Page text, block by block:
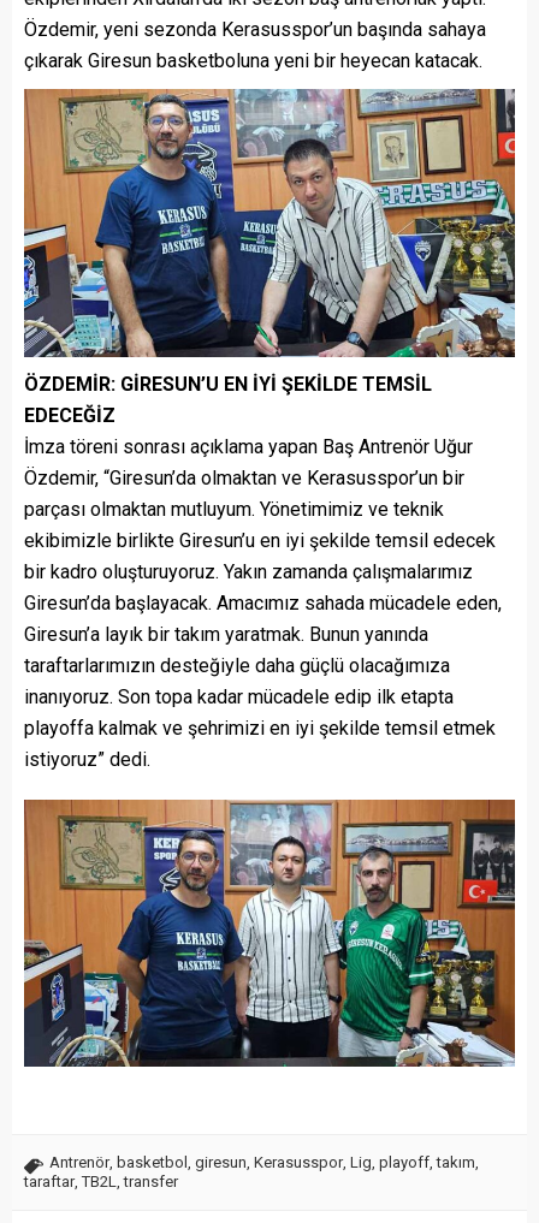
Özdemir, yeni sezonda Kerasusspor’un başında sahaya
çıkarak Giresun basketboluna yeni bir heyecan katacak.
ÖZDEMİR: GİRESUN’U EN İYİ ŞEKİLDE TEMSİL
EDECEĞİZ
İmza töreni sonrası açıklama yapan Baş Antrenör Uğur
Özdemir, “Giresun’da olmaktan ve Kerasusspor’un bir
parçası olmaktan mutluyum. Yönetimimiz ve teknik
ekibimizle birlikte Giresun’u en iyi şekilde temsil edecek
bir kadro oluşturuyoruz. Yakın zamanda çalışmalarımız
Giresun’da başlayacak. Amacımız sahada mücadele eden,
Giresun’a layık bir takım yaratmak. Bunun yanında
taraftarlarımızın desteğiyle daha güçlü olacağımıza
inanıyoruz. Son topa kadar mücadele edip ilk etapta
playoffa kalmak ve şehrimizi en iyi şekilde temsil etmek
istiyoruz” dedi.
Antrenör, basketbol , giresun, Kerasusspor, Lig, playoff,takım,
taraftar,TB2L,transfer